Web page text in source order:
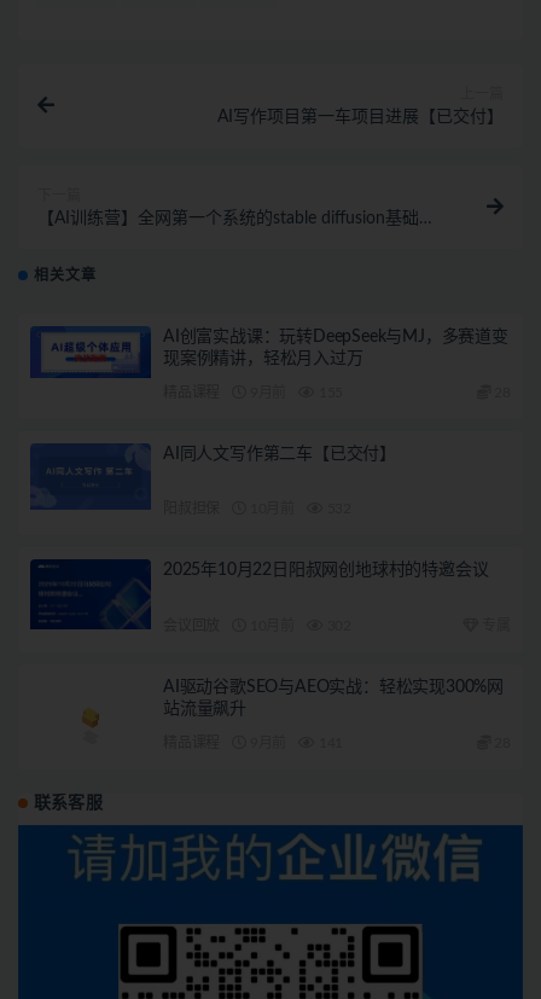
AI写作项目第一车项目进展【已交付】
【AI训练营】全网第一个系统的stable diffusion基础
相关文章
AI创富实战课：玩转DeepSeek与MJ，多赛道变
现案例精讲，轻松月入过万
AI同人文写作第二车【已交付】
2025年10月22日阳叔网创地球村的特邀会议
AI驱动谷歌SEO与AEO实战：轻松实现300%网
站流量飙升
联系客服